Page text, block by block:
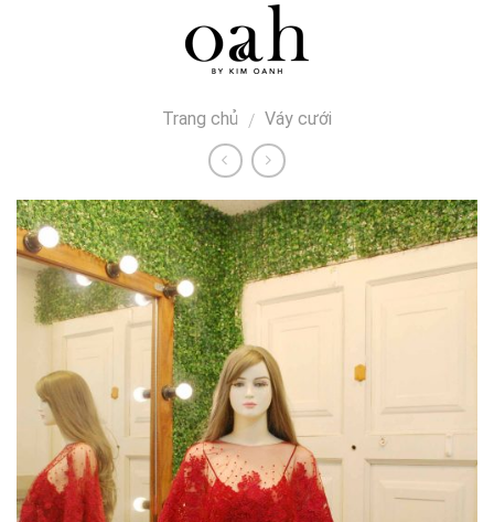
Trang chủ / Váy cưới